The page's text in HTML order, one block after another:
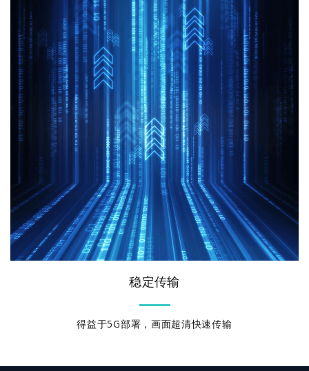
稳定传输
得益于5G部署，画面超清快速传输